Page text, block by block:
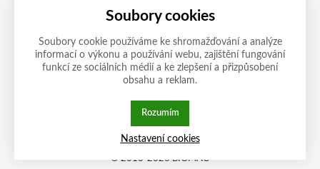
CS
Možnosti platby
© 2013-2026 BIOMAC
Tato stránka používá soubory cookies.
Soubory cookies
Soubory cookie používáme ke shromažďování a analýze
informací o výkonu a používání webu, zajištění fungování
funkcí ze sociálních médií a ke zlepšení a přizpůsobení
obsahu a reklam.
Rozumím
Nastavení cookies